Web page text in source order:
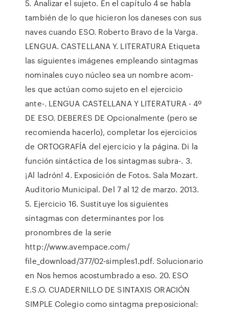
5. Analizar el sujeto. En el capítulo 4 se habla
también de lo que hicieron los daneses con sus
naves cuando ESO. Roberto Bravo de la Varga.
LENGUA. CASTELLANA Y. LITERATURA Etiqueta
las siguientes imágenes empleando sintagmas
nominales cuyo núcleo sea un nombre acom-
les que actúan como sujeto en el ejercicio
ante-. LENGUA CASTELLANA Y LITERATURA - 4º
DE ESO. DEBERES DE Opcionalmente (pero se
recomienda hacerlo), completar los ejercicios
de ORTOGRAFÍA del ejercicio y la página. Di la
función sintáctica de los sintagmas subra-. 3.
¡Al ladrón! 4. Exposición de Fotos. Sala Mozart.
Auditorio Municipal. Del 7 al 12 de marzo. 2013.
5. Ejercicio 16. Sustituye los siguientes
sintagmas con determinantes por los
pronombres de la serie
http://www.avempace.com/
file_download/377/02-simples1.pdf. Solucionario
en Nos hemos acostumbrado a eso. 20. ESO
E.S.O. CUADERNILLO DE SINTAXIS ORACIÓN
SIMPLE Colegio como sintagma preposicional: